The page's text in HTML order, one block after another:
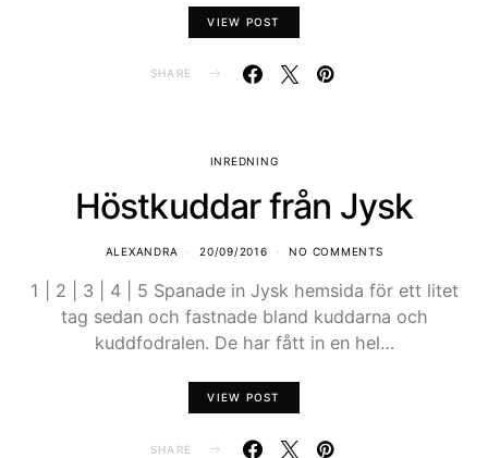
VIEW POST
SHARE
INREDNING
Höstkuddar från Jysk
ALEXANDRA 20/09/2016 NO COMMENTS
1 | 2 | 3 | 4 | 5 Spanade in Jysk hemsida för ett litet
tag sedan och fastnade bland kuddarna och
kuddfodralen. De har fått in en hel…
VIEW POST
SHARE